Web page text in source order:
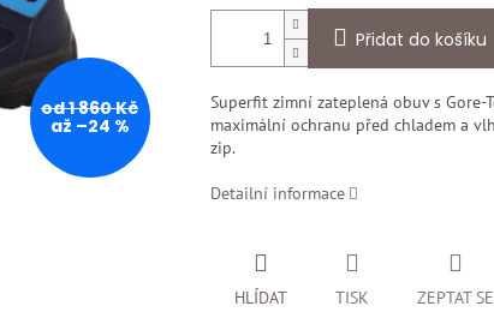
od 1 860 Kč
až –24 %
Přidat do košíku
Superfit zimní zateplená obuv s Gore-
maximální ochranu před chladem a
zip.
Detailní informace
TISK ZEPTAT SE
HLÍDAT